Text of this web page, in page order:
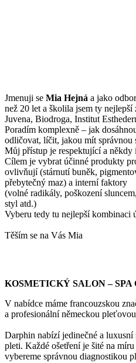
Jmenuji se Mia Hejná a jako
než 20 let a školila jsem ty
Juvena, Biodroga, Institut
Poradím komplexně – jak
odličovat, líčit, jakou mít
Můj přístup je respektující a někdy
Cílem je vybrat účinné produkty
ovlivňují (stárnutí buněk,
přebytečný maz) a interní faktory
(volné radikály, poškození
styl atd.)
Vyberu tedy tu nejlepší kombinaci
Těším se na Vás Mia
KOSMETICKÝ SALON –
V nabídce máme francouzskou
a profesionální německou
Darphin nabízí jedinečné a
pleti. Každé ošetření je šité na
vybereme správnou diagnostikou